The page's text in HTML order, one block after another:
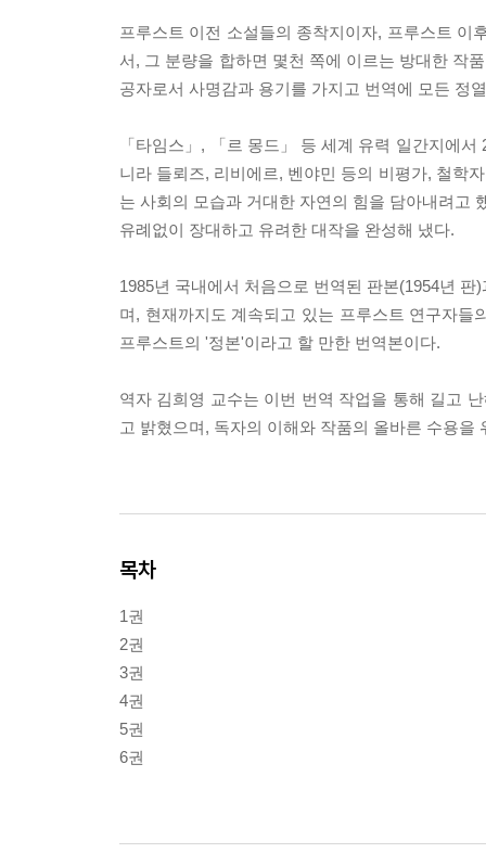
프루스트 이전 소설들의 종착지이자, 프루스트
서, 그 분량을 합하면 몇천 쪽에 이르는 방대한 작
공자로서 사명감과 용기를 가지고 번역에 모든 정
「타임스」, 「르 몽드」 등 세계 유력 일간지에
니라 들뢰즈, 리비에르, 벤야민 등의 비평가, 철학
는 사회의 모습과 거대한 자연의 힘을 담아내려고
유례없이 장대하고 유려한 대작을 완성해 냈다.
1985년 국내에서 처음으로 번역된 판본(1954년
며, 현재까지도 계속되고 있는 프루스트 연구자
프루스트의 '정본'이라고 할 만한 번역본이다.
역자 김희영 교수는 이번 번역 작업을 통해 길고
고 밝혔으며, 독자의 이해와 작품의 올바른 수용
목차
1권
2권
3권
4권
5권
6권